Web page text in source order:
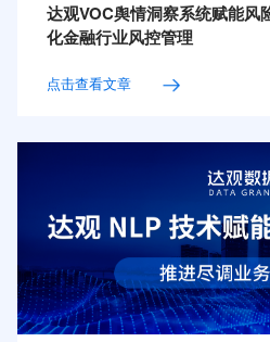
达观VOC舆情洞察系统赋能风
化金融行业风控管理
点击查看文章